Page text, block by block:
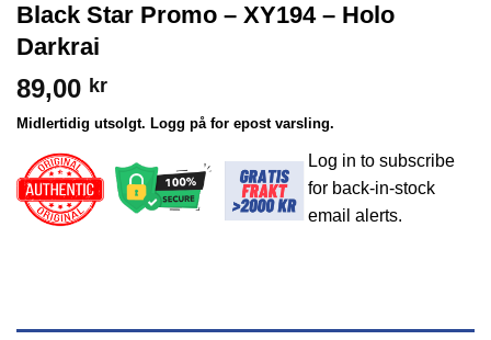
Black Star Promo – XY194 – Holo
Darkrai
89,00 kr
Midlertidig utsolgt. Logg på for epost varsling.
Log in to subscribe
for back-in-stock
email alerts.